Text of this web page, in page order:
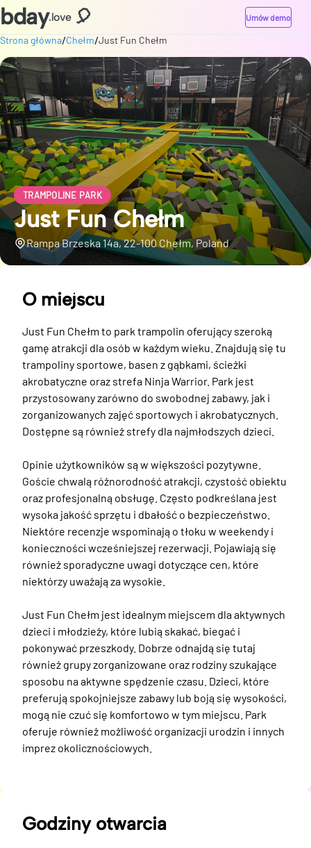
bday.love 🎈 Umów demo
Strona główna/Chełm/Just Fun Chełm
TRAMPOLINE PARK
Just Fun Chełm
Rampa Brzeska 14a, 22-100 Chełm, Poland
O miejscu
Just Fun Chełm to park trampolin oferujący szeroką
gamę atrakcji dla osób w każdym wieku. Znajdują się tu
trampoliny sportowe, basen z gąbkami, ścieżki
akrobatyczne oraz strefa Ninja Warrior. Park jest
przystosowany zarówno do swobodnej zabawy, jak i
zorganizowanych zajęć sportowych i akrobatycznych.
Dostępne są również strefy dla najmłodszych dzieci.
Opinie użytkowników są w większości pozytywne.
Goście chwalą różnorodność atrakcji, czystość obiektu
oraz profesjonalną obsługę. Często podkreślana jest
wysoka jakość sprzętu i dbałość o bezpieczeństwo.
Niektóre recenzje wspominają o tłoku w weekendy i
konieczności wcześniejszej rezerwacji. Pojawiają się
również sporadyczne uwagi dotyczące cen, które
niektórzy uważają za wysokie.
Just Fun Chełm jest idealnym miejscem dla aktywnych
dzieci i młodzieży, które lubią skakać, biegać i
pokonywać przeszkody. Dobrze odnajdą się tutaj
również grupy zorganizowane oraz rodziny szukające
sposobu na aktywne spędzenie czasu. Dzieci, które
preferują spokojniejsze zabawy lub boją się wysokości,
mogą nie czuć się komfortowo w tym miejscu. Park
oferuje również możliwość organizacji urodzin i innych
imprez okolicznościowych.
Godziny otwarcia